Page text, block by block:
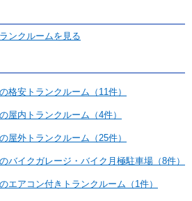
ンクルームを見る
格安トランクルーム（11件）
屋内トランクルーム（4件）
屋外トランクルーム（25件）
バイクガレージ・バイク月極駐車場（8件）
エアコン付きトランクルーム（1件）